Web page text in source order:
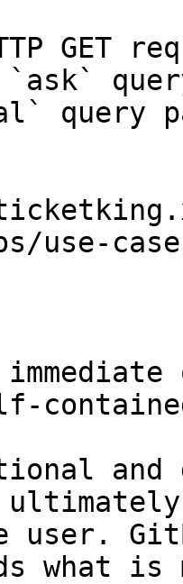
GET
`ask`
query
use-
and
user.
what